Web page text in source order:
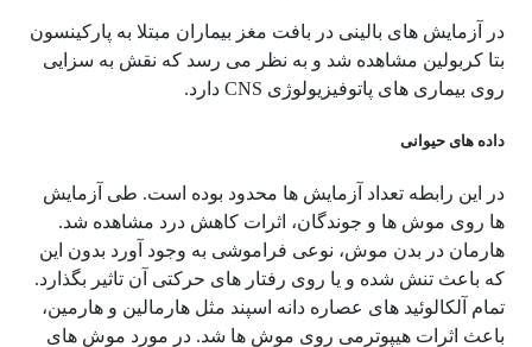
در آزمایش های بالینی در بافت مغز بیماران مبتلا به پارکینسون
بتا کربولین مشاهده شد و به نظر می رسد که نقش به سزایی
روی بیماری های پاتوفیزیولوژی CNS دارد.
داده های حیوانی
در این رابطه تعداد آزمایش ها محدود بوده است. طی آزمایش
ها روی موش ها و جوندگان، اثرات کاهش درد مشاهده شد.
هارمان در بدن موش، نوعی فراموشی به وجود آورد بدون این
که باعث تنش شده و یا روی رفتار های حرکتی آن تاثیر بگذارد.
تمام آلکالوئید های عصاره دانه اسپند مثل هارمالین و هارمین،
باعث اثرات هیپوترمی روی موش ها شد. در مورد موش های